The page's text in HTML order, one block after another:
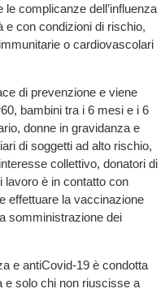
le complicanze dell’influenza
e con condizioni di rischio,
o cardiovascolari
di prevenzione e viene
bambini tra i 6 mesi e i 6
donne in gravidanza e
di soggetti ad alto rischio,
collettivo, donatori di
lavoro è in contatto con
effettuare la vaccinazione
somministrazione dei
e antiCovid-19 è condotta
e solo chi non riuscisse a